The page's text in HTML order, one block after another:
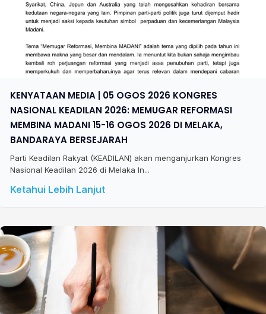
KENYATAAN MEDIA | 05 OGOS 2026 KONGRES
NASIONAL KEADILAN 2026: MEMUGAR REFORMASI
MEMBINA MADANI 15-16 OGOS 2026 DI MELAKA,
BANDARAYA BERSEJARAH
Parti Keadilan Rakyat (KEADILAN) akan menganjurkan Kongres
Nasional Keadilan 2026 di Melaka In...
Ketahui Lebih Lanjut